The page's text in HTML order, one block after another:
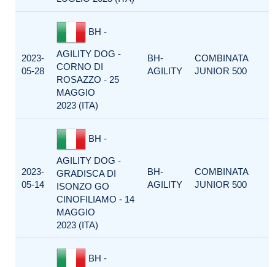
2023-
05-28
BH -
AGILITY DOG -
CORNO DI
ROSAZZO - 25
MAGGIO
2023 (ITA)
BH-
AGILITY
COMBINATA
JUNIOR 500
2023-
05-14
BH -
AGILITY DOG -
GRADISCA DI
ISONZO GO
CINOFILIAMO - 14
MAGGIO
2023 (ITA)
BH-
AGILITY
COMBINATA
JUNIOR 500
BH -